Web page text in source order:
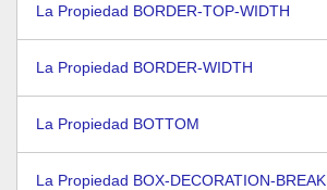
La Propiedad BORDER-TOP-WIDTH
La Propiedad BORDER-WIDTH
La Propiedad BOTTOM
La Propiedad BOX-DECORATION-BREAK